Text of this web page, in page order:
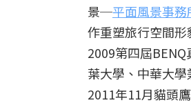
景─平面風景事
作重塑旅行空間
2009第四屆
葉大學、中華大
2011年11月貓頭